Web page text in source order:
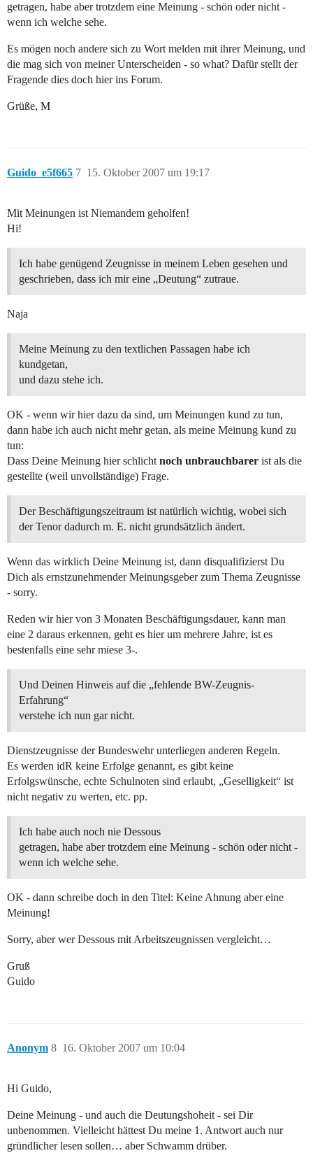
getragen, habe aber trotzdem eine Meinung - schön oder nicht -
wenn ich welche sehe.
Es mögen noch andere sich zu Wort melden mit ihrer Meinung, und
die mag sich von meiner Unterscheiden - so what? Dafür stellt der
Fragende dies doch hier ins Forum.
Grüße, M
Guido_e5f665 15. Oktober 2007 um 19:17
7
Mit Meinungen ist Niemandem geholfen!
Hi!
Ich habe genügend Zeugnisse in meinem Leben gesehen und
geschrieben, dass ich mir eine „Deutung“ zutraue.
Naja
Meine Meinung zu den textlichen Passagen habe ich
kundgetan,
und dazu stehe ich.
OK - wenn wir hier dazu da sind, um Meinungen kund zu tun,
dann habe ich auch nicht mehr getan, als meine Meinung kund zu
tun:
Dass Deine Meinung hier schlicht noch unbrauchbarer ist als die
gestellte (weil unvollständige) Frage.
Der Beschäftigungszeitraum ist natürlich wichtig, wobei sich
der Tenor dadurch m. E. nicht grundsätzlich ändert.
Wenn das wirklich Deine Meinung ist, dann disqualifizierst Du
Dich als ernstzunehmender Meinungsgeber zum Thema Zeugnisse
- sorry.
Reden wir hier von 3 Monaten Beschäftigungsdauer, kann man
eine 2 daraus erkennen, geht es hier um mehrere Jahre, ist es
bestenfalls eine sehr miese 3-.
Und Deinen Hinweis auf die „fehlende BW-Zeugnis-
Erfahrung“
verstehe ich nun gar nicht.
Dienstzeugnisse der Bundeswehr unterliegen anderen Regeln.
Es werden idR keine Erfolge genannt, es gibt keine
Erfolgswünsche, echte Schulnoten sind erlaubt, „Geselligkeit“ ist
nicht negativ zu werten, etc. pp.
Ich habe auch noch nie Dessous
getragen, habe aber trotzdem eine Meinung - schön oder nicht -
wenn ich welche sehe.
OK - dann schreibe doch in den Titel: Keine Ahnung aber eine
Meinung!
Sorry, aber wer Dessous mit Arbeitszeugnissen vergleicht…
Gruß
Guido
Anonym 16. Oktober 2007 um 10:04
8
Hi Guido,
Deine Meinung - und auch die Deutungshoheit - sei Dir
unbenommen. Vielleicht hättest Du meine 1. Antwort auch nur
gründlicher lesen sollen… aber Schwamm drüber.